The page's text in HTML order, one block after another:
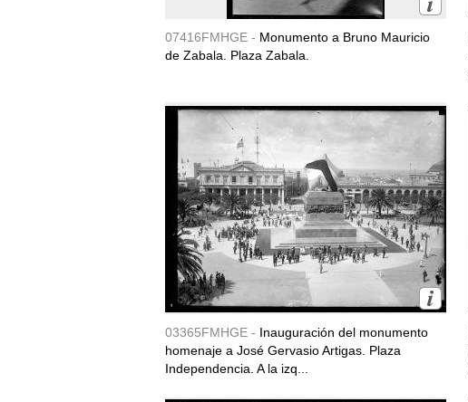
07416FMHGE - Monumento a Bruno Mauricio
de Zabala. Plaza Zabala.
03365FMHGE - Inauguración del monumento
homenaje a José Gervasio Artigas. Plaza
Independencia. A la izq...